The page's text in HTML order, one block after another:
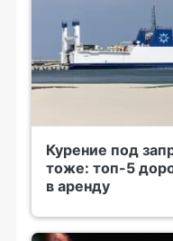
Курение под
тоже: топ-5
в аренду